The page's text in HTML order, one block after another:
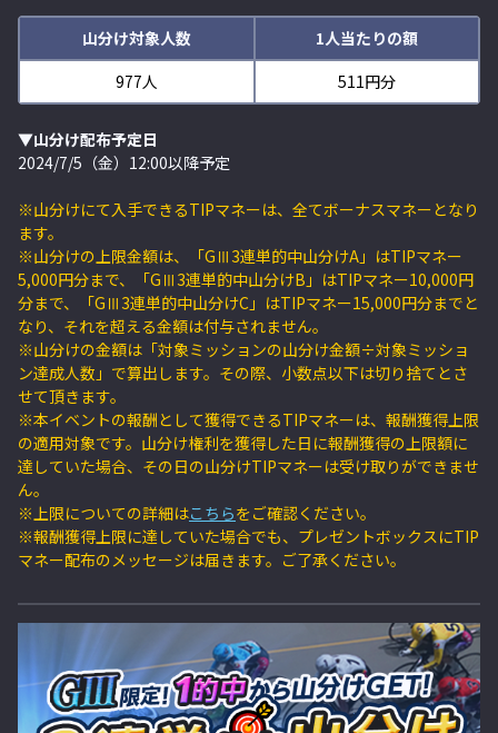
山分け対象人数
1人当たりの額
977人
511円分
▼山分け配布予定日
2024/7/5（金）12:00以降予定
※山分けにて入手できるTIPマネーは、全てボーナスマネーとなり
ます。
※山分けの上限金額は、「GⅢ3連単的中山分けA」はTIPマネー
5,000円分まで、「GⅢ3連単的中山分けB」はTIPマネー10,000円
分まで、「GⅢ3連単的中山分けC」はTIPマネー15,000円分までと
なり、それを超える金額は付与されません。
※山分けの金額は「対象ミッションの山分け金額÷対象ミッショ
ン達成人数」で算出します。その際、小数点以下は切り捨てとさ
せて頂きます。
※本イベントの報酬として獲得できるTIPマネーは、報酬獲得上限
の適用対象です。山分け権利を獲得した日に報酬獲得の上限額に
達していた場合、その日の山分けTIPマネーは受け取りができませ
ん。
※上限についての詳細はこちらをご確認ください。
※報酬獲得上限に達していた場合でも、プレゼントボックスにTIP
マネー配布のメッセージは届きます。ご了承ください。